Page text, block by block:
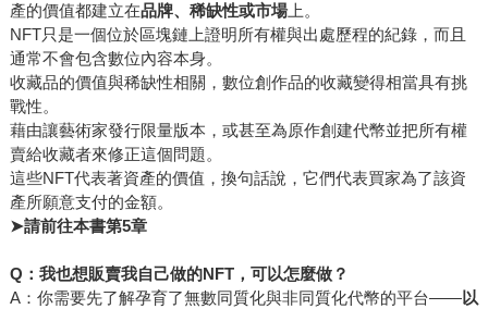
產的價值都建立在品牌、稀缺性或市場上。
NFT只是一個位於區塊鏈上證明所有權與出處歷程的紀錄，而且
通常不會包含數位內容本身。
收藏品的價值與稀缺性相關，數位創作品的收藏變得相當具有挑
戰性。
藉由讓藝術家發行限量版本，或甚至為原作創建代幣並把所有權
賣給收藏者來修正這個問題。
這些NFT代表著資產的價值，換句話說，它們代表買家為了該資
產所願意支付的金額。
➤請前往本書第5章
Q：我也想販賣我自己做的NFT，可以怎麼做？
A：你需要先了解孕育了無數同質化與非同質化代幣的平台——以